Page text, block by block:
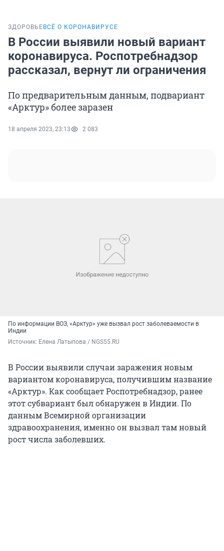
ЗДОРОВЬЕ ВСЁ О КОРОНАВИРУСЕ
В России выявили новый вариант
коронавируса. Роспотребнадзор
рассказал, вернут ли ограничения
По предварительным данным, подвариант
«Арктур» более заразен
18 апреля 2023, 23:13 2 083
По информации ВОЗ, «Арктур» уже вызвал рост заболеваемости в
Индии
Источник: Елена Латыпова / NGS55.RU
В России выявили случаи заражения новым
вариантом коронавируса, получившим название
«Арктур». Как сообщает Роспотребнадзор, ранее
этот субвариант был обнаружен в Индии. По
данным Всемирной организации
здравоохранения, именно он вызвал там новый
рост числа заболевших.